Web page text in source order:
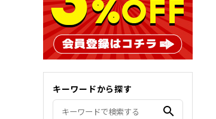
キーワードから探す
search